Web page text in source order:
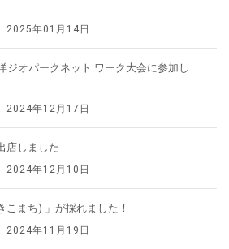
2025年01月14日
ジオパークネット ワーク大会に参加し
2024年12月17日
店しました
2024年12月10日
こまち) 」が採れました！
2024年11月19日